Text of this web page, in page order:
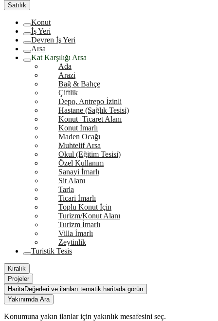
Satılık
Konut
İş Yeri
Devren İş Yeri
Arsa
Kat Karşılığı Arsa
Ada
Arazi
Bağ & Bahçe
Çiftlik
Depo, Antrepo İzinli
Hastane (Sağlık Tesisi)
Konut+Ticaret Alanı
Konut İmarlı
Maden Ocağı
Muhtelif Arsa
Okul (Eğitim Tesisi)
Özel Kullanım
Sanayi İmarlı
Sit Alanı
Tarla
Ticari İmarlı
Toplu Konut İçin
Turizm/Konut Alanı
Turizm İmarlı
Villa İmarlı
Zeytinlik
Turistik Tesis
Kiralık
Projeler
HaritaDeğerleri ve ilanları tematik haritada görün
Yakınımda Ara
Konumuna yakın ilanlar için yakınlık mesafesini seç.